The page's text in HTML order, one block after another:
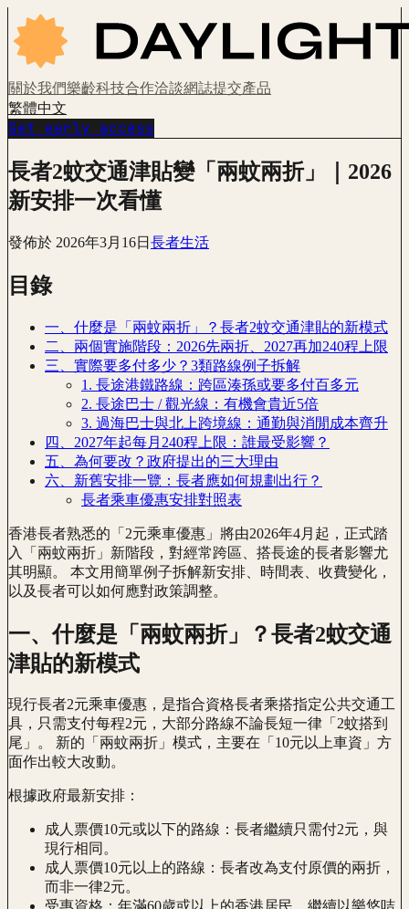
關於我們樂齡科技合作洽談網誌提交產品
繁體中文
Get early access
長者2蚊交通津貼變「兩蚊兩折」｜2026
新安排一次看懂
發佈於 2026年3月16日 長者生活
目錄
一、什麼是「兩蚊兩折」？長者2蚊交通津貼的新模式
二、兩個實施階段：2026先兩折、2027再加240程上限
三、實際要多付多少？3類路線例子拆解
1. 長途港鐵路線：跨區湊孫或要多付百多元
2. 長途巴士 / 觀光線：有機會貴近5倍
3. 過海巴士與北上跨境線：通勤與消閒成本齊升
四、2027年起每月240程上限：誰最受影響？
五、為何要改？政府提出的三大理由
六、新舊安排一覽：長者應如何規劃出行？
長者乘車優惠安排對照表
香港長者熟悉的「2元乘車優惠」將由2026年4月起，正式踏
入「兩蚊兩折」新階段，對經常跨區、搭長途的長者影響尤
其明顯。 本文用簡單例子拆解新安排、時間表、收費變化，
以及長者可以如何應對政策調整。
一、什麼是「兩蚊兩折」？長者2蚊交通
津貼的新模式
現行長者2元乘車優惠，是指合資格長者乘搭指定公共交通工
具，只需支付每程2元，大部分路線不論長短一律「2蚊搭到
尾」。 新的「兩蚊兩折」模式，主要在「10元以上車資」方
面作出較大改動。
根據政府最新安排：
成人票價10元或以下的路線：長者繼續只需付2元，與
現行相同。
成人票價10元以上的路線：長者改為支付原價的兩折，
而非一律2元。